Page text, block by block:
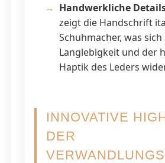
Handwerkliche
zeigt die Handschrift
Schuhmacher, was
Langlebigkeit und der
Haptik des Leders
INNOVATIVE
DER